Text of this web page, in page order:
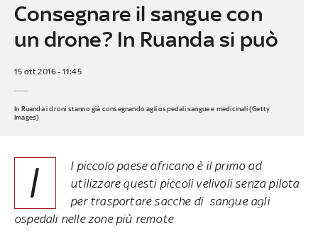
Consegnare il sangue con
un drone? In Ruanda si può
15 ott 2016 - 11:45
In Ruanda i droni stanno già consegnando agli ospedali sangue e medicinali (Getty
Images)
I
l piccolo paese africano è il primo ad
utilizzare questi piccoli velivoli senza pilota
per trasportare sacche di sangue agli
ospedali nelle zone più remote